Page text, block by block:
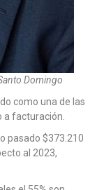
Domingo
como una de las
a facturación.
pasado $373.210
al 2023,